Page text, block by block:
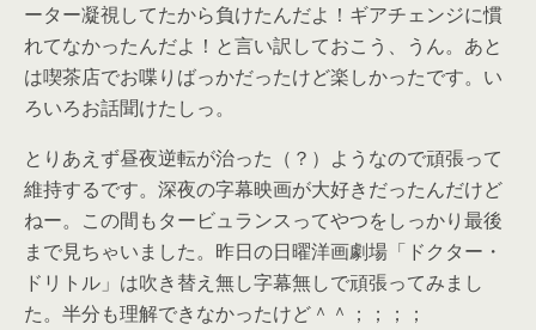
ーター凝視してたから負けたんだよ！ギアチェンジに慣
れてなかったんだよ！と言い訳しておこう、うん。あと
は喫茶店でお喋りばっかだったけど楽しかったです。い
ろいろお話聞けたしっ。
とりあえず昼夜逆転が治った（？）ようなので頑張って
維持するです。深夜の字幕映画が大好きだったんだけど
ねー。この間もタービュランスってやつをしっかり最後
まで見ちゃいました。昨日の日曜洋画劇場「ドクター・
ドリトル」は吹き替え無し字幕無しで頑張ってみまし
た。半分も理解できなかったけど＾＾；；；；